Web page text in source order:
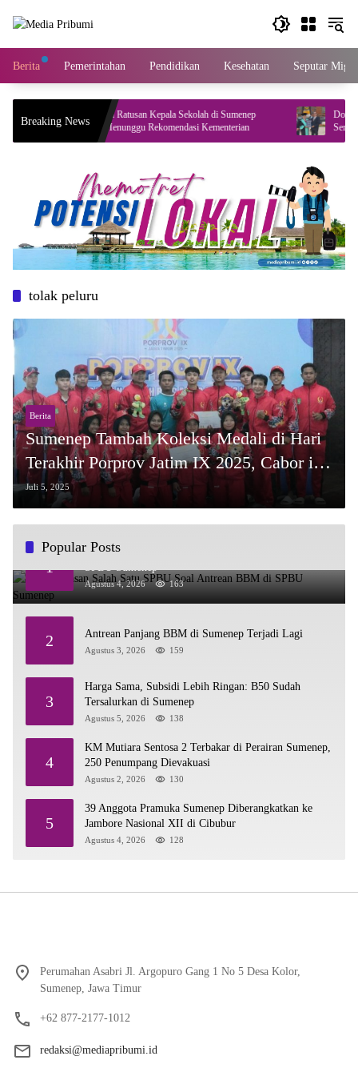
Berita Pemerintahan Pendidikan Kesehatan Seputar Migas
Breaking News
Pengisian Ratusan Kepala Sekolah di Sumenep
Masih Menunggu Rekomendasi Kementerian
Dosen
tolak peluru
Berita
Sumenep Tambah Koleksi Medali di Hari
Terakhir Porprov Jatim IX 2025, Cabor ini
Sumbang Prestasi Membanggakan
Juli 5, 2025
Popular Posts
1
Ini Penjelasan Salah Satu SPBU Soal Antrean BBM di
SPBU Sumenep
Agustus 4, 2026 163
2 Antrean Panjang BBM di Sumenep Terjadi Lagi
Agustus 3, 2026 159
3
Harga Sama, Subsidi Lebih Ringan: B50 Sudah
Tersalurkan di Sumenep
Agustus 5, 2026 138
4
KM Mutiara Sentosa 2 Terbakar di Perairan Sumenep,
250 Penumpang Dievakuasi
Agustus 2, 2026 130
5
39 Anggota Pramuka Sumenep Diberangkatkan ke
Jambore Nasional XII di Cibubur
Agustus 4, 2026 128
Perumahan Asabri Jl. Argopuro Gang 1 No 5 Desa Kolor,
Sumenep, Jawa Timur
+62 877-2177-1012
redaksi@mediapribumi.id